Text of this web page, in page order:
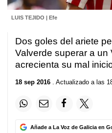
LUIS TEJIDO | Efe
Dos goles del ariete
Valverde superar a un
acrecienta su mal
18 sep 2016 . Actualizado a las
Añade a La Voz de Galicia en